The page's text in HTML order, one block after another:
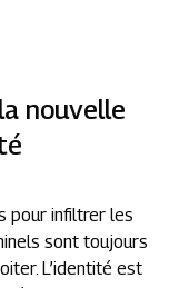
nouvelle
pour infiltrer les
sont toujours
L’identité est